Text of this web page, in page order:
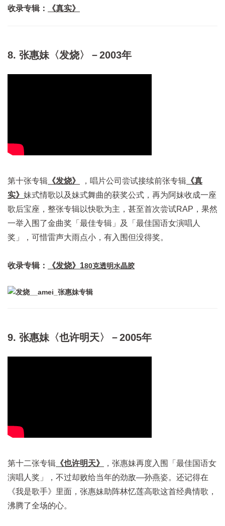
收录专辑： 《真实》
8. 张惠妹〈发烧〉－2003年
第十张专辑 《发烧》 ，唱片公司尝试接续前张专辑 《真
实》 妹式情歌以及妹式舞曲的获奖公式，再为阿妹收成一座
歌后宝座，整张专辑以快歌为主，甚至首次尝试RAP，果然
一举入围了金曲奖「最佳专辑」及「最佳国语女演唱人
奖」，可惜雷声大雨点小，有入围但没得奖。
收录专辑： 《发烧》180克透明水晶胶
9. 张惠妹〈也许明天〉－2005年
第十二张专辑 《也许明天》
，张惠妹再度入围「最佳国语女
演唱人奖」，不过却败给当年的劲敌—孙燕姿。还记得在
《我是歌手》里面，张惠妹助阵林忆莲高歌这首经典情歌，
沸腾了全场的心。